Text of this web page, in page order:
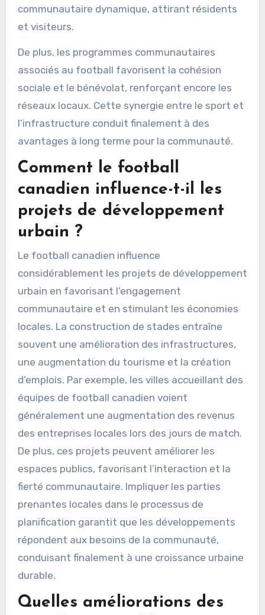
communautaire dynamique, attirant résidents
et visiteurs.
De plus, les programmes communautaires
associés au football favorisent la cohésion
sociale et le bénévolat, renforçant encore les
réseaux locaux. Cette synergie entre le sport et
l’infrastructure conduit finalement à des
avantages à long terme pour la communauté.
Comment le football
canadien influence-t-il les
projets de développement
urbain ?
Le football canadien influence
considérablement les projets de développement
urbain en favorisant l’engagement
communautaire et en stimulant les économies
locales. La construction de stades entraîne
souvent une amélioration des infrastructures,
une augmentation du tourisme et la création
d’emplois. Par exemple, les villes accueillant des
équipes de football canadien voient
généralement une augmentation des revenus
des entreprises locales lors des jours de match.
De plus, ces projets peuvent améliorer les
espaces publics, favorisant l’interaction et la
fierté communautaire. Impliquer les parties
prenantes locales dans le processus de
planification garantit que les développements
répondent aux besoins de la communauté,
conduisant finalement à une croissance urbaine
durable.
Quelles améliorations des